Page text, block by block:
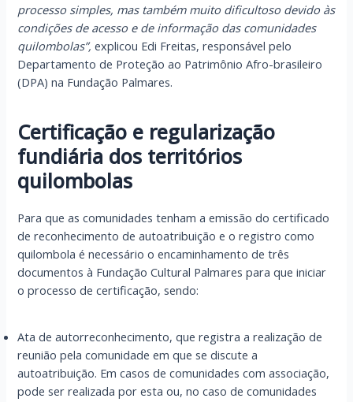
processo simples, mas também muito dificultoso devido às
condições de acesso e de informação das comunidades
quilombolas”, explicou Edi Freitas, responsável pelo
Departamento de Proteção ao Patrimônio Afro-brasileiro
(DPA) na Fundação Palmares.
Certificação e regularização
fundiária dos territórios
quilombolas
Para que as comunidades tenham a emissão do certificado
de reconhecimento de autoatribuição e o registro como
quilombola é necessário o encaminhamento de três
documentos à Fundação Cultural Palmares para que iniciar
o processo de certificação, sendo:
Ata de autorreconhecimento, que registra a realização de
reunião pela comunidade em que se discute a
autoatribuição. Em casos de comunidades com associação,
pode ser realizada por esta ou, no caso de comunidades